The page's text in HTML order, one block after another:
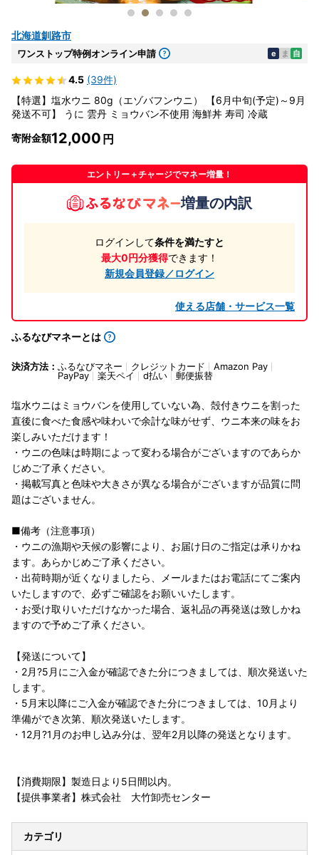
北海道釧路市
ワンストップ特例オンライン申請 e ま 自
4.5 (39件)
【特選】塩水ウニ 80g（エゾバフンウニ） 【6月中旬(予定)～9月
発送不可】 うに 雲丹 ミョウバン不使用 海鮮丼 寿司 冷蔵
寄附金額12,000
エントリー＋チャージでマネー増量！
増量の内訳
ログインして条件を満たすと
最大0円分獲得できます！
新規会員登録／ログイン
使える店舗・サービス一覧
ふるなびマネーとは
決済方法： ふるなびマネー クレジットカード
Amazon Pay
PayPay
楽天ペイ d払い 郵便振替
塩水ウニはミョウバンを使用していない為、殻付きウニを割った
直後に食べた食感や味わいで余計な味がせず、ウニ本来の味をお
楽しみいただけます！
・ウニの色味は時期によって変わる場合がございますのであらか
じめご了承ください。
・掲載写真と色味や大きさが異なる場合がございますが品質に問
題はございません。
■備考（注意事項）
・ウニの漁期や天候の影響により、お届け日のご指定は承りかね
ます。あらかじめご了承ください。
・出荷時期が近くなりましたら、メールまたはお電話にてご案内
いたしますので、必ずご確認をお願いいたします。
・お受け取りいただけなかった場合、返礼品の再発送は致しかね
ますので予めご了承ください。
【発送について】
・2月?5月にご入金が確認できた分につきましては、順次発送いた
します。
・5月末以降にご入金が確認できた分につきましては、10月より
準備ができ次第、順次発送いたします。
・12月?1月のお申し込み分は、翌年2月以降の発送となります。
【消費期限】製造日より5日間以内。
【提供事業者】株式会社 大竹卸売センター
カテゴリ